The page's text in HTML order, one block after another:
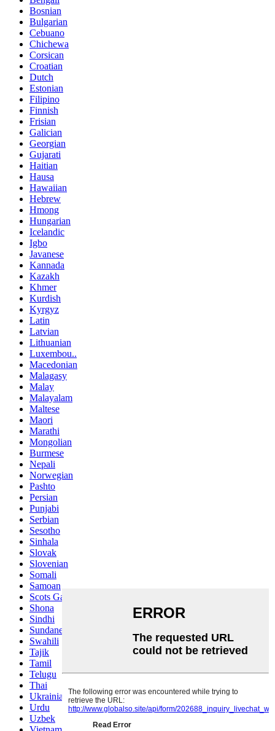
Bosnian
Bulgarian
Cebuano
Chichewa
Corsican
Croatian
Dutch
Estonian
Filipino
Finnish
Frisian
Galician
Georgian
Gujarati
Haitian
Hausa
Hawaiian
Hebrew
Hmong
Hungarian
Icelandic
Igbo
Javanese
Kannada
Kazakh
Khmer
Kurdish
Kyrgyz
Latin
Latvian
Lithuanian
Luxembou..
Macedonian
Malagasy
Malay
Malayalam
Maltese
Maori
Marathi
Mongolian
Burmese
Nepali
Norwegian
Pashto
Persian
Punjabi
Serbian
Sesotho
Sinhala
Slovak
Slovenian
Somali
Samoan
Scots Gaelic
Shona
Sindhi
Sundanese
Swahili
Tajik
Tamil
Telugu
Thai
Ukrainian
Urdu
Uzbek